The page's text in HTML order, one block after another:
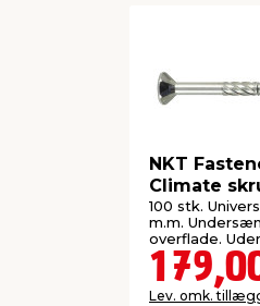
NKT
Climate
mm 100 stk.
100 stk.
m.m.
overflade.
Lev. omk.